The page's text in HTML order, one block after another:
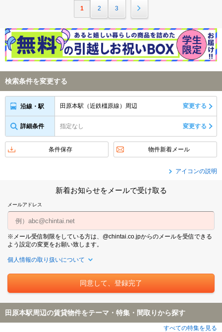
1 2 3
検索条件を変更する
沿線・駅 田原本駅（近鉄橿原線）周辺 変更する
詳細条件 指定なし 変更する
条件保存 物件新着メール
アイコンの説明
新着お知らせをメールで受け取る
メールアドレス
※メール受信制限をしている方は、@chintai.co.jpからのメールを受信できる
よう設定の変更をお願い致します。
個人情報の取り扱いについて
田原本駅周辺の賃貸物件をテーマ・特集・間取りから探す
すべての特集を見る